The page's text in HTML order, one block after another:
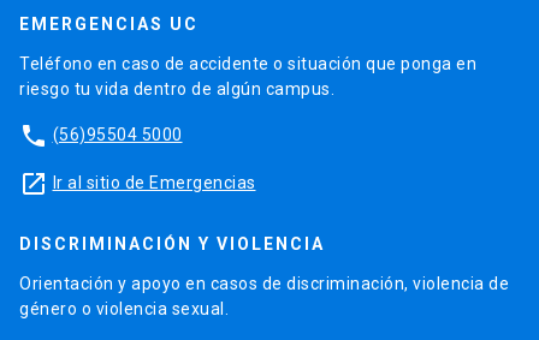
EMERGENCIAS UC
Teléfono en caso de accidente o situación que ponga en
riesgo tu vida dentro de algún campus.
phone (56)95504 5000
launch Ir al sitio de Emergencias
DISCRIMINACIÓN Y VIOLENCIA
Orientación y apoyo en casos de discriminación, violencia de
género o violencia sexual.